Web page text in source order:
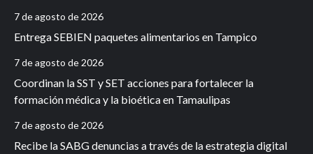
7 de agosto de 2026
Entrega SEBIEN paquetes alimentarios en Tampico
7 de agosto de 2026
Coordinan la SST y SET acciones para fortalecer la
formación médica y la bioética en Tamaulipas
7 de agosto de 2026
Recibe la SABG denuncias a través de la estrategia digital